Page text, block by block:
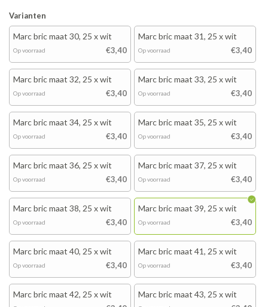
Varianten
Marc bric maat 30, 25 x wit
€3,40
Op voorraad
Marc bric maat 31, 25 x wit
€3,40
Op voorraad
Marc bric maat 32, 25 x wit
€3,40
Op voorraad
Marc bric maat 33, 25 x wit
€3,40
Op voorraad
Marc bric maat 34, 25 x wit
€3,40
Op voorraad
Marc bric maat 35, 25 x wit
€3,40
Op voorraad
Marc bric maat 36, 25 x wit
€3,40
Op voorraad
Marc bric maat 37, 25 x wit
€3,40
Op voorraad
Marc bric maat 38, 25 x wit
€3,40
Op voorraad
Marc bric maat 39, 25 x wit
€3,40
Op voorraad
Marc bric maat 40, 25 x wit
€3,40
Op voorraad
Marc bric maat 41, 25 x wit
€3,40
Op voorraad
Marc bric maat 42, 25 x wit Marc bric maat 43, 25 x wit